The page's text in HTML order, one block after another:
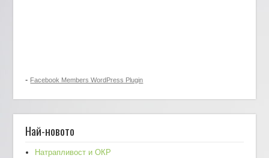
- Facebook Members WordPress Plugin
Най-новото
Натрапливост и ОКР